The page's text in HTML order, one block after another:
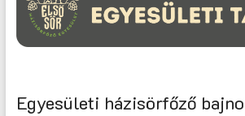
Egyesületi házisörfőző